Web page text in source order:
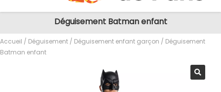
Déguisement Batman enfant
Accueil / Déguisement / Déguisement enfant garçon / Déguisement
Batman enfant